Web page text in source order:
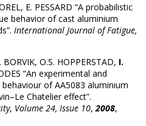
E. PESSARD “A probabilistic
behavior of cast aluminium
International Journal of Fatigue,
O.S. HOPPERSTAD, I.
“An experimental and
of AA5083 aluminium
Chatelier effect”.
, Volume 24, Issue 10, 2008,